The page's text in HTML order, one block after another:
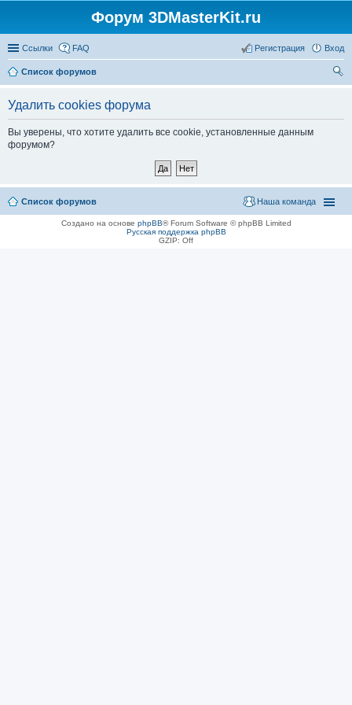
Форум 3DMasterKit.ru
Ссылки FAQ Вход
Регистрация
Список форумов
Удалить cookies форума
Вы уверены, что хотите удалить все cookie, установленные данным
форумом?
Список форумов Наша команда
Создано на основе phpBB® Forum Software © phpBB Limited
Русская поддержка phpBB
GZIP: Off